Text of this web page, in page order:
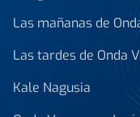
Las mañanas de
Las tardes de Onda
Kale Nagusia